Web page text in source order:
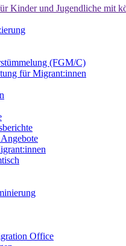
Kinder und Jugendliche mit
(FGM/C)
für Migrant:innen
Office